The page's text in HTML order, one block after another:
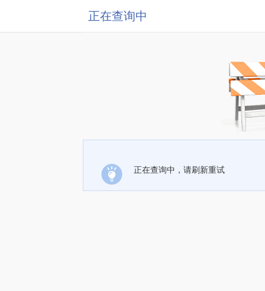
正在查询中
正在查询中，请刷新重试